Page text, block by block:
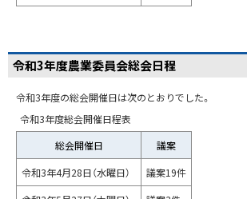
令和3年度農業委員会総会日程
令和3年度の総会開催日は次のとおりでした。
令和3年度総会開催日程表
総会開催日
議案
令和3年4月28日（水曜日）
議案19件